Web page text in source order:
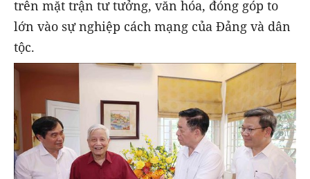
trên mặt trận tư tưởng, văn hóa, đóng góp to
lớn vào sự nghiệp cách mạng của Đảng và dân
tộc.